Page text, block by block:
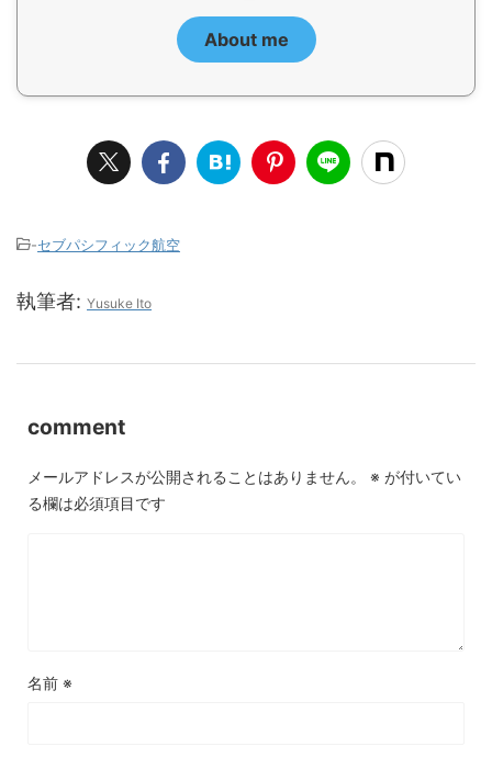
About me
-セブパシフィック航空
執筆者: Yusuke Ito
comment
メールアドレスが公開されることはありません。 ※ が付いてい
る欄は必須項目です
名前 ※